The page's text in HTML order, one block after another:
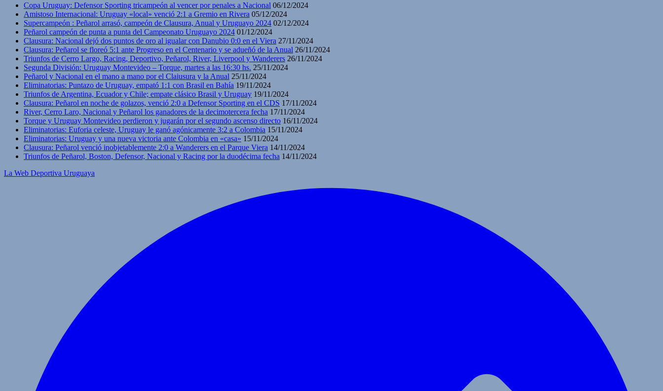
Copa Uruguay: Defensor Sporting tricampeón al vencer por penales a Nacional 06/12/2024
Amistoso Internacional: Uruguay «local» venció 2:1 a Gremio en Rivera 05/12/2024
Supercampeón : Peñarol arrasó, campeón de Clausura, Anual y Uruguayo 2024 02/12/2024
Peñarol campeón de punta a punta del Campeonato Uruguayo 2024 01/12/2024
Clausura: Nacional dejó dos puntos de oro al igualar con Danubio 0:0 en el Viera 27/11/2024
Clausura: Peñarol se floreó 5:1 ante Progreso en el Centenario y se adueñó de la Anual 26/11/2024
Triunfos de Cerro Largo, Racing, Deportivo, Peñarol, River, Liverpool y Wanderers 26/11/2024
Segunda División: Uruguay Montevideo – Torque, martes a las 16:30 hs. 25/11/2024
Peñarol y Nacional en el mano a mano por el Claiusura y la Anual 25/11/2024
Eliminatorias: Puntazo de Uruguay, empató 1:1 con Brasil en Bahía 19/11/2024
Triunfos de Argentina, Ecuador y Chile; empate clásico Brasil y Uruguay 19/11/2024
Clausura: Peñarol en noche de golazos, venció 2:0 a Defensor Sporting en el CDS 17/11/2024
River, Cerro Laro, Nacional y Peñarol los ganadores de la decimotercera fecha 17/11/2024
Torque y Uruguay Montevideo perdieron y jugarán por el segundo ascenso directo 16/11/2024
Eliminatorias: Euforia celeste, Uruguay le ganó agónicamente 3:2 a Colombia 15/11/2024
Eliminatorias: Uruguay y una nueva victoria ante Colombia en «casa» 15/11/2024
Clausura: Peñarol venció inobjetablemente 2:0 a Wanderers en el Parque Viera 14/11/2024
Triunfos de Peñarol, Boston, Defensor, Nacional y Racing por la duodécima fecha 14/11/2024
La Web Deportiva Uruguaya